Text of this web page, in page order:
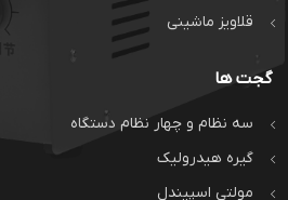
قلاویز ماشینی
گجت ها
سه نظام و چهار نظام دستگاه
گیره هیدرولیک
مولتی اسپیندل